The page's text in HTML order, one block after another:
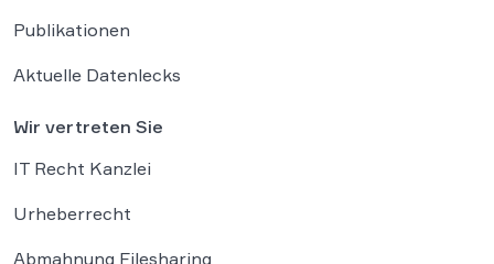
Publikationen
Aktuelle Datenlecks
Wir vertreten Sie
IT Recht Kanzlei
Urheberrecht
Abmahnung Filesharing